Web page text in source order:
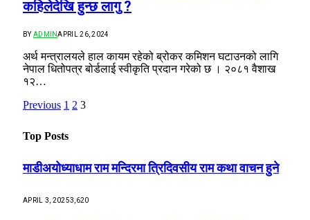
कहिलेदेखि हुन्छ लागु ?
BY ADMINAPRIL 26, 2024
अर्थ मन्त्रालयले हाल कायम रहेको ब्रोकर कमिशन घटाउनको लागि
नेपाल धितोपत्र बोर्डलाई स्वीकृति प्रदान गरेको छ । २०८१ वैशाख
१२…
Previous 1 2 3
Top Posts
माडीअयोध्याधाम राम मन्दिरमा त्रिदिवसीय राम कथा वाचन हुने
APRIL 3, 20253,620